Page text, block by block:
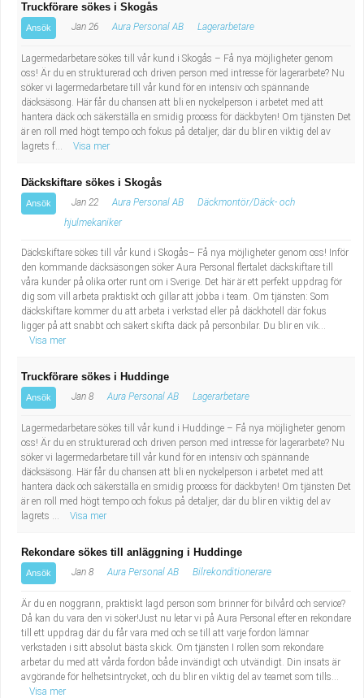
Truckförare sökes i Skogås
Ansök Jan 26 Aura Personal AB Lagerarbetare
Lagermedarbetare sökes till vår kund i Skogås – Få nya möjligheter genom
oss! Är du en strukturerad och driven person med intresse för lagerarbete? Nu
söker vi lagermedarbetare till vår kund för en intensiv och spännande
däcksäsong. Här får du chansen att bli en nyckelperson i arbetet med att
hantera däck och säkerställa en smidig process för däckbyten! Om tjänsten Det
är en roll med högt tempo och fokus på detaljer, där du blir en viktig del av
lagrets f...
Visa mer
Däckskiftare sökes i Skogås
Ansök Jan 22 Aura Personal AB
Däckmontör/Däck- och
hjulmekaniker
Däckskiftare sökes till vår kund i Skogås– Få nya möjligheter genom oss! Inför
den kommande däcksäsongen söker Aura Personal flertalet däckskiftare till
våra kunder på olika orter runt om i Sverige. Det här är ett perfekt uppdrag för
dig som vill arbeta praktiskt och gillar att jobba i team. Om tjänsten: Som
däckskiftare kommer du att arbeta i verkstad eller på däckhotell där fokus
ligger på att snabbt och säkert skifta däck på personbilar. Du blir en vik...
Visa mer
Truckförare sökes i Huddinge
Ansök Jan 8 Aura Personal AB Lagerarbetare
Lagermedarbetare sökes till vår kund i Huddinge – Få nya möjligheter genom
oss! Är du en strukturerad och driven person med intresse för lagerarbete? Nu
söker vi lagermedarbetare till vår kund för en intensiv och spännande
däcksäsong. Här får du chansen att bli en nyckelperson i arbetet med att
hantera däck och säkerställa en smidig process för däckbyten! Om tjänsten Det
är en roll med högt tempo och fokus på detaljer, där du blir en viktig del av
lagrets ...
Visa mer
Rekondare sökes till anläggning i Huddinge
Ansök Jan 8 Aura Personal AB Bilrekonditionerare
Är du en noggrann, praktiskt lagd person som brinner för bilvård och service?
Då kan du vara den vi söker!Just nu letar vi på Aura Personal efter en rekondare
till ett uppdrag där du får vara med och se till att varje fordon lämnar
verkstaden i sitt absolut bästa skick. Om tjänsten I rollen som rekondare
arbetar du med att vårda fordon både invändigt och utvändigt. Din insats är
avgörande för helhetsintrycket, och du blir en viktig del av teamet som tills...
Visa mer